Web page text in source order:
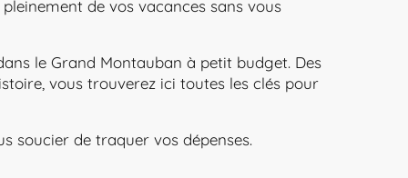
de vos vacances sans vous
le Grand Montauban à petit budget. Des
vous trouverez ici toutes les clés pour
soucier de traquer vos dépenses.